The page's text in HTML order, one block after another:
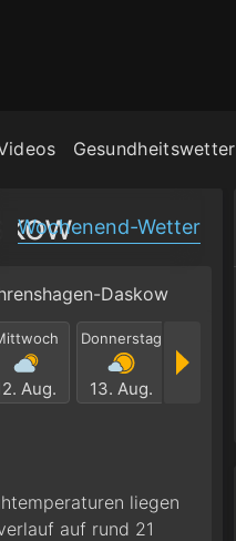
Gesundheitswetter
Wochenend-Wetter
Daskow
Aug.
Donnerstag
13. Aug.
liegen
auf rund 21